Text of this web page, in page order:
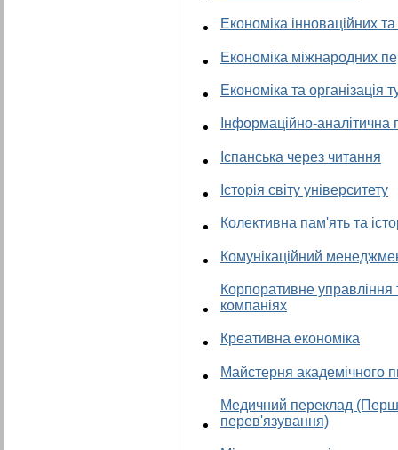
Економіка інноваційних
Економіка міжнародних
Економіка та організація
Інформаційно-аналітична
Іспанська через читання
Історія світу університету
Колективна пам'ять та
Комунікаційний
Корпоративне управління
компаніях
Креативна економіка
Майстерня академічного
Медичний переклад
перев'язування)